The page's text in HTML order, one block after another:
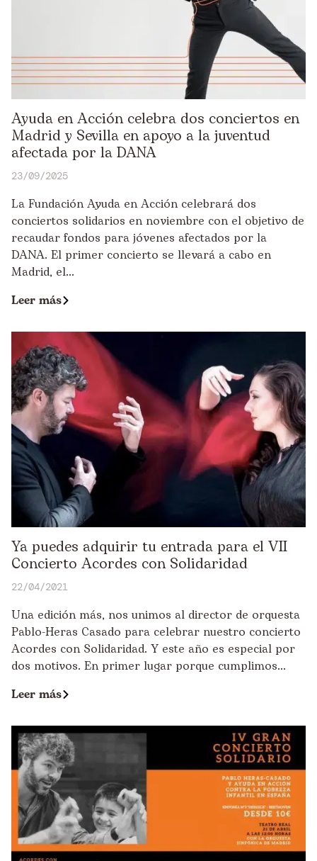
Ayuda en Acción celebra dos conciertos en
Madrid y Sevilla en apoyo a la juventud
afectada por la DANA
23/09/2025
La Fundación Ayuda en Acción celebrará dos
conciertos solidarios en noviembre con el objetivo de
recaudar fondos para jóvenes afectados por la
DANA. El primer concierto se llevará a cabo en
Madrid, el...
Leer más
Ya puedes adquirir tu entrada para el VII
Concierto Acordes con Solidaridad
22/04/2021
Una edición más, nos unimos al director de orquesta
Pablo-Heras Casado para celebrar nuestro concierto
Acordes con Solidaridad. Y este año es especial por
dos motivos. En primer lugar porque cumplimos...
Leer más